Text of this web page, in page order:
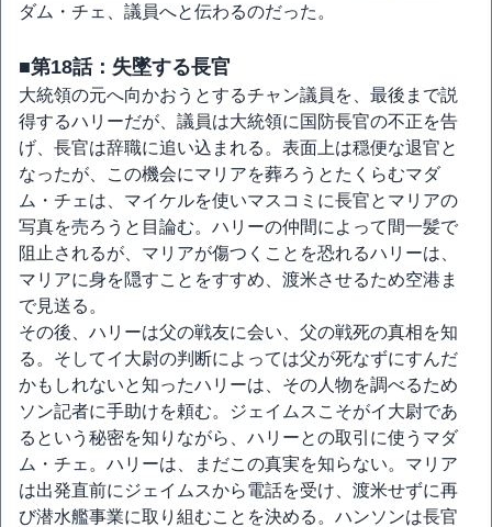
ダム・チェ、議員へと伝わるのだった。
■第18話：失墜する長官
大統領の元へ向かおうとするチャン議員を、最後まで説
得するハリーだが、議員は大統領に国防長官の不正を告
げ、長官は辞職に追い込まれる。表面上は穏便な退官と
なったが、この機会にマリアを葬ろうとたくらむマダ
ム・チェは、マイケルを使いマスコミに長官とマリアの
写真を売ろうと目論む。ハリーの仲間によって間一髪で
阻止されるが、マリアが傷つくことを恐れるハリーは、
マリアに身を隠すことをすすめ、渡米させるため空港ま
で見送る。
その後、ハリーは父の戦友に会い、父の戦死の真相を知
る。そしてイ大尉の判断によっては父が死なずにすんだ
かもしれないと知ったハリーは、その人物を調べるため
ソン記者に手助けを頼む。ジェイムスこそがイ大尉であ
るという秘密を知りながら、ハリーとの取引に使うマダ
ム・チェ。ハリーは、まだこの真実を知らない。マリア
は出発直前にジェイムスから電話を受け、渡米せずに再
び潜水艦事業に取り組むことを決める。ハンソンは長官